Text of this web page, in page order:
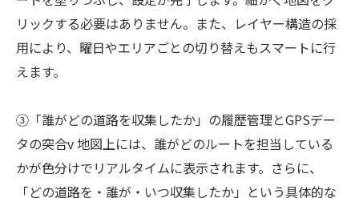
リックする必要はありません。また、レイヤー構造の採
用により、曜日やエリアごとの切り替えもスマートに行
えます。
③「誰がどの道路を収集したか」の履歴管理とGPSデー
タの突合v 地図上には、誰がどのルートを担当している
かが色分けでリアルタイムに表示されます。さらに、
「どの道路を・誰が・いつ収集したか」という具体的な